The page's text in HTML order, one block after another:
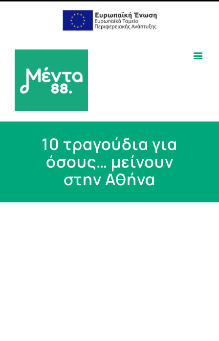
10 τραγούδια για
όσους… μείνουν
στην Αθήνα